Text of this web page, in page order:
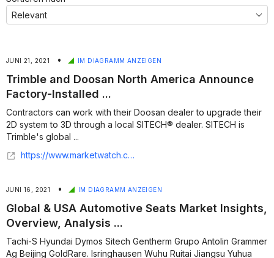
JUNI 21, 2021 • IM DIAGRAMM ANZEIGEN
Trimble and Doosan North America Announce
Factory-Installed ...
Contractors can work with their Doosan dealer to upgrade their
2D system to 3D through a local SITECH® dealer. SITECH is
Trimble's global ...
https://www.marketwatch.com/story/trimble-and-doosan-north-america-announce-factory-installed-machine-control-solution-for-doosan-crawler-excavators-2021-06-17?siteid=bigcharts&dist=bigcharts
JUNI 16, 2021 • IM DIAGRAMM ANZEIGEN
Global & USA Automotive Seats Market Insights,
Overview, Analysis ...
Tachi-S Hyundai Dymos Sitech Gentherm Grupo Antolin Grammer
Ag Beijing GoldRare. Isringhausen Wuhu Ruitai Jiangsu Yuhua